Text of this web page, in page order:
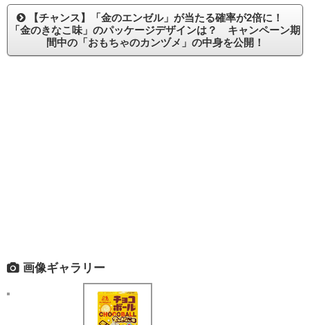
【チャンス】「金のエンゼル」が当たる確率が2倍に！
「金のきなこ味」のパッケージデザインは？ キャンペーン期
間中の「おもちゃのカンヅメ」の中身を公開！
画像ギャラリー